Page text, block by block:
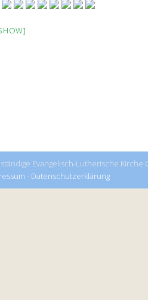
Evangelisch-Lutherische Kirche
- Datenschutzerklärung